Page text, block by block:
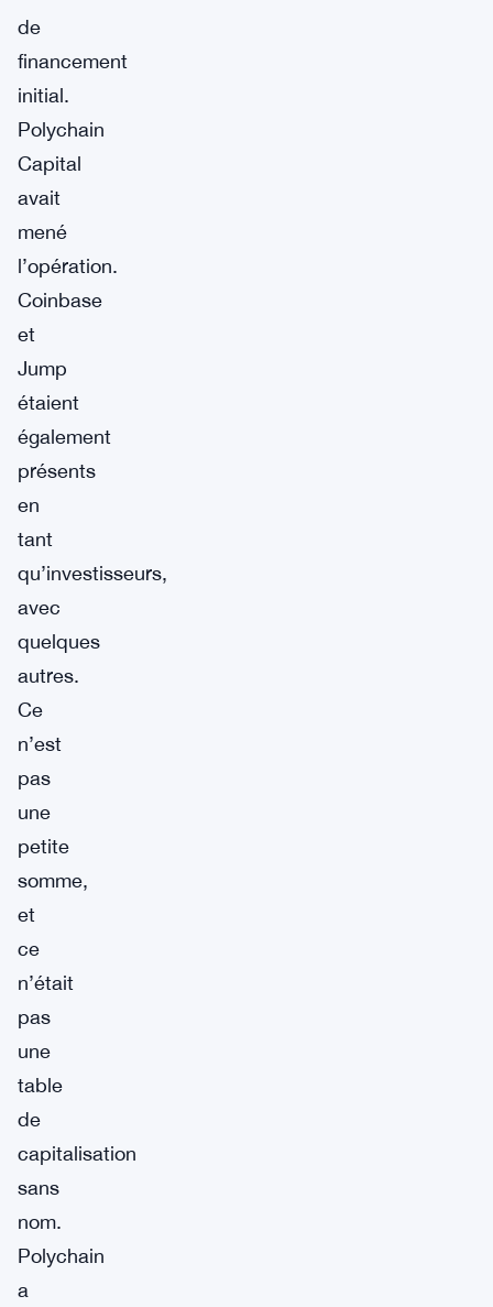
de
financement
initial.
Polychain
Capital
avait
mené
l’opération.
Coinbase
et
Jump
étaient
également
présents
en
tant
qu’investisseurs,
avec
quelques
autres.
Ce
n’est
pas
une
petite
somme,
et
ce
n’était
pas
une
table
de
capitalisation
sans
nom.
Polychain
a